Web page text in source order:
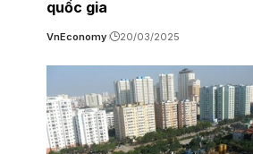
quốc gia
VnEconomy 20/03/2025